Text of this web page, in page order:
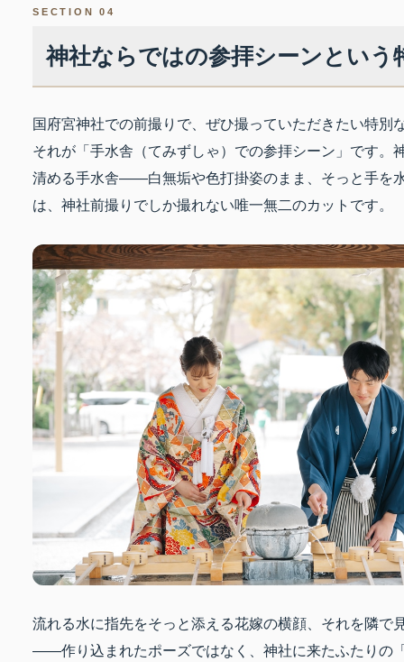
SECTION 04
神社ならではの参拝シーンという
国府宮神社での前撮りで、ぜひ撮っていただきたい特別
それが「手水舎（てみずしゃ）での参拝シーン」です。
清める手水舎——白無垢や色打掛姿のまま、そっと手を
は、神社前撮りでしか撮れない唯一無二のカットです。
流れる水に指先をそっと添える花嫁の横顔、それを隣で
——作り込まれたポーズではなく、神社に来たふたりの